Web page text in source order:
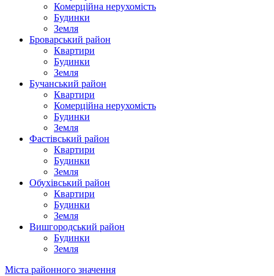
Комерційна нерухомість
Будинки
Земля
Броварський район
Квартири
Будинки
Земля
Бучанський район
Квартири
Комерційна нерухомість
Будинки
Земля
Фастівський район
Квартири
Будинки
Земля
Обухівський район
Квартири
Будинки
Земля
Вишгородський район
Будинки
Земля
Міста районного значення